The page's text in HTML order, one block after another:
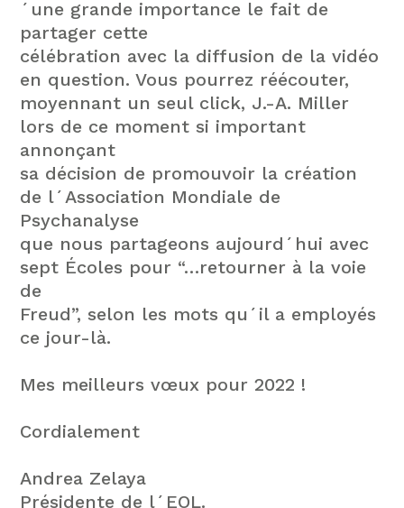
´une grande importance le fait de
partager cette
célébration avec la diffusion de la vidéo
en question. Vous pourrez réécouter,
moyennant un seul click, J.-A. Miller
lors de ce moment si important
annonçant
sa décision de promouvoir la création
de l´Association Mondiale de
Psychanalyse
que nous partageons aujourd´hui avec
sept Écoles pour “…retourner à la voie
de
Freud”, selon les mots qu´il a employés
ce jour-là.
Mes meilleurs vœux pour 2022 !
Cordialement
Andrea Zelaya
Présidente de l´EOL.